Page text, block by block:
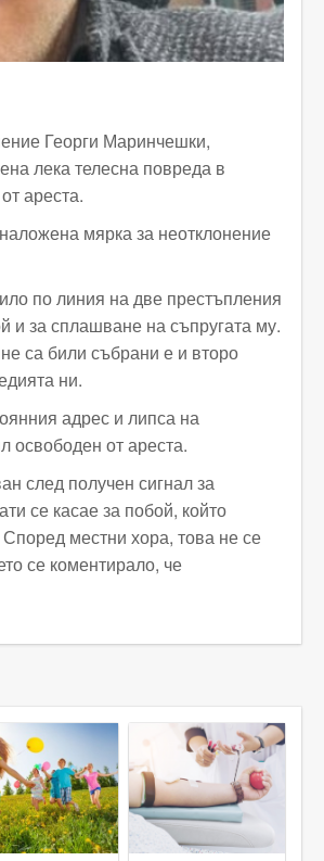
Георги Маринчешки,
лека телесна повреда в
ареста.
мярка за неотклонение
по линия на две престъпления
и за сплашване на съпругата му.
са били събрани е и второ
ни.
адрес и липса на
освободен от ареста.
след получен сигнал за
се касае за побой, който
местни хора, това не се
се коментирало, че